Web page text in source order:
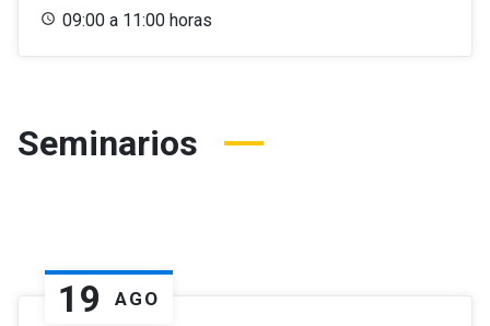
09:00 a 11:00 horas
Seminarios
19 AGO